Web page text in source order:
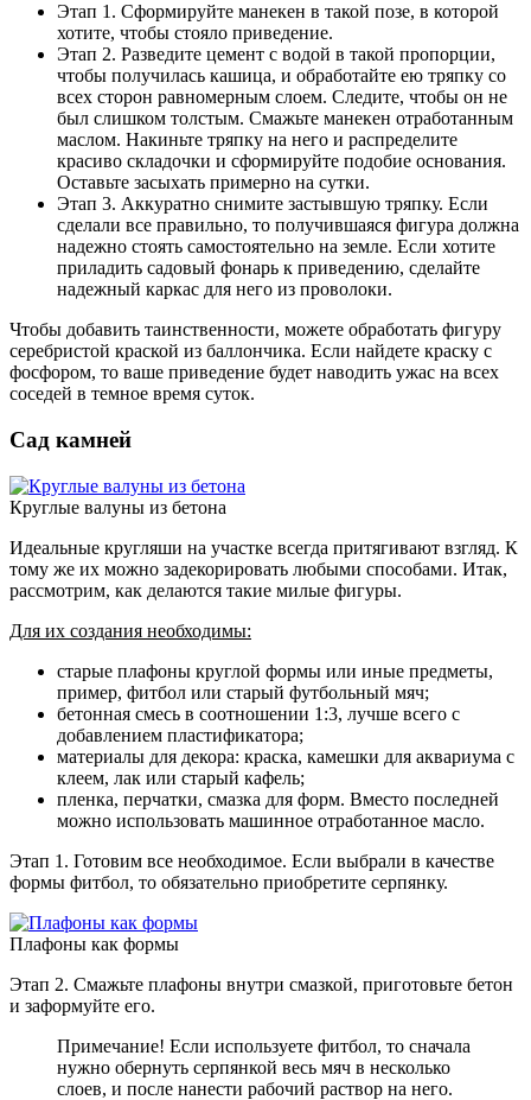
Этап 1. Сформируйте манекен в такой позе, в которой
хотите, чтобы стояло приведение.
Этап 2. Разведите цемент с водой в такой пропорции,
чтобы получилась кашица, и обработайте ею тряпку со
всех сторон равномерным слоем. Следите, чтобы он не
был слишком толстым. Смажьте манекен отработанным
маслом. Накиньте тряпку на него и распределите
красиво складочки и сформируйте подобие основания.
Оставьте засыхать примерно на сутки.
Этап 3. Аккуратно снимите застывшую тряпку. Если
сделали все правильно, то получившаяся фигура должна
надежно стоять самостоятельно на земле. Если хотите
приладить садовый фонарь к приведению, сделайте
надежный каркас для него из проволоки.
Чтобы добавить таинственности, можете обработать фигуру
серебристой краской из баллончика. Если найдете краску с
фосфором, то ваше приведение будет наводить ужас на всех
соседей в темное время суток.
Сад камней
Круглые валуны из бетона
Идеальные кругляши на участке всегда притягивают взгляд. К
тому же их можно задекорировать любыми способами. Итак,
рассмотрим, как делаются такие милые фигуры.
Для их создания необходимы:
старые плафоны круглой формы или иные предметы,
пример, фитбол или старый футбольный мяч;
бетонная смесь в соотношении 1:3, лучше всего с
добавлением пластификатора;
материалы для декора: краска, камешки для аквариума с
клеем, лак или старый кафель;
пленка, перчатки, смазка для форм. Вместо последней
можно использовать машинное отработанное масло.
Этап 1. Готовим все необходимое. Если выбрали в качестве
формы фитбол, то обязательно приобретите серпянку.
Плафоны как формы
Этап 2. Смажьте плафоны внутри смазкой, приготовьте бетон
и заформуйте его.
Примечание! Если используете фитбол, то сначала
нужно обернуть серпянкой весь мяч в несколько
слоев, и после нанести рабочий раствор на него.